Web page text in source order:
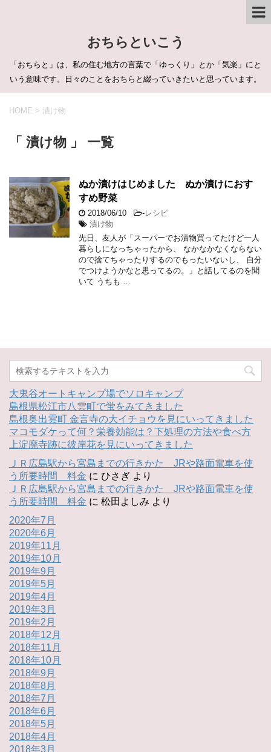
おちらといこう
「おちらと」は、私の住む地方の言葉で「ゆっくり」とか「気楽」にと
いう意味です。日々のことをおちらと綴っていきたいと思っています。
HOME > 漬け物
「 漬け物 」 一覧
ぬか漬けはじめました ぬか漬けにおす
すめ野菜
2018/06/10 -レシピ
漬け物
先日、友人が「スーパーでお漬物買ってたけど一人
暮らしになっちゃったから、 なかなかなくならない
ので捨てちゃったりするのでもったいないし、 自分
でつけようかなと思ってるの。」と話してるのを聞
いて うちも …
大鬼谷オートキャンプ場でソロキャンプ
島根県松江市八雲町で蛍をみてきました
島根奥出雲町 金言寺の大イチョウを見にいってきました
マコモダケって何？栄養効能は？下処理の方法や食べ方
上淀廃寺跡に彼岸花を見にいってきました
ＪＲ広島駅から宮島までの行きかた JRや路面電車を使
う所要時間 料金 に ひさぎ より
ＪＲ広島駅から宮島までの行きかた JRや路面電車を使
う所要時間 料金 に 松田よしみ より
2020年7月
2020年6月
2019年11月
2019年10月
2019年9月
2019年5月
2019年4月
2019年3月
2019年2月
2018年12月
2018年11月
2018年10月
2018年9月
2018年8月
2018年7月
2018年6月
2018年5月
2018年4月
2018年3月